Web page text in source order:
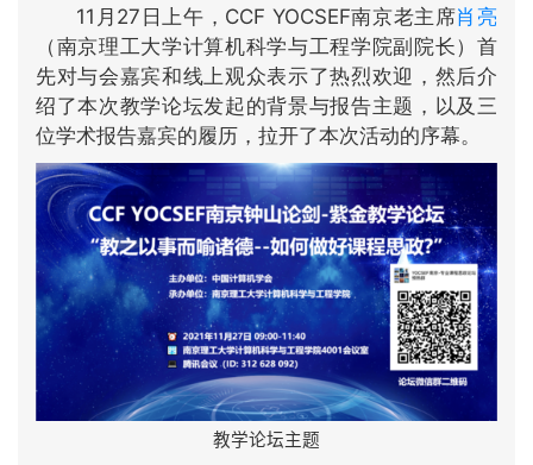
11月27日上午，CCF YOCSEF南京老主席肖亮
（南京理工大学计算机科学与工程学院副院长）首
先对与会嘉宾和线上观众表示了热烈欢迎，然后介
绍了本次教学论坛发起的背景与报告主题，以及三
位学术报告嘉宾的履历，拉开了本次活动的序幕。
教学论坛主题